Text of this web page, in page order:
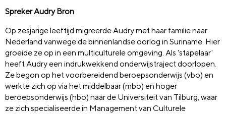
Spreker Audry Bron
Op zesjarige leeftijd migreerde Audry met haar familie naar
Nederland vanwege de binnenlandse oorlog in Suriname. Hier
groeide ze op in een multiculturele omgeving. Als 'stapelaar'
heeft Audry een indrukwekkend onderwijstraject doorlopen.
Ze begon op het voorbereidend beroepsonderwijs (vbo) en
werkte zich op via het middelbaar (mbo) en hoger
beroepsonderwijs (hbo) naar de Universiteit van Tilburg, waar
ze zich specialiseerde in Management van Culturele